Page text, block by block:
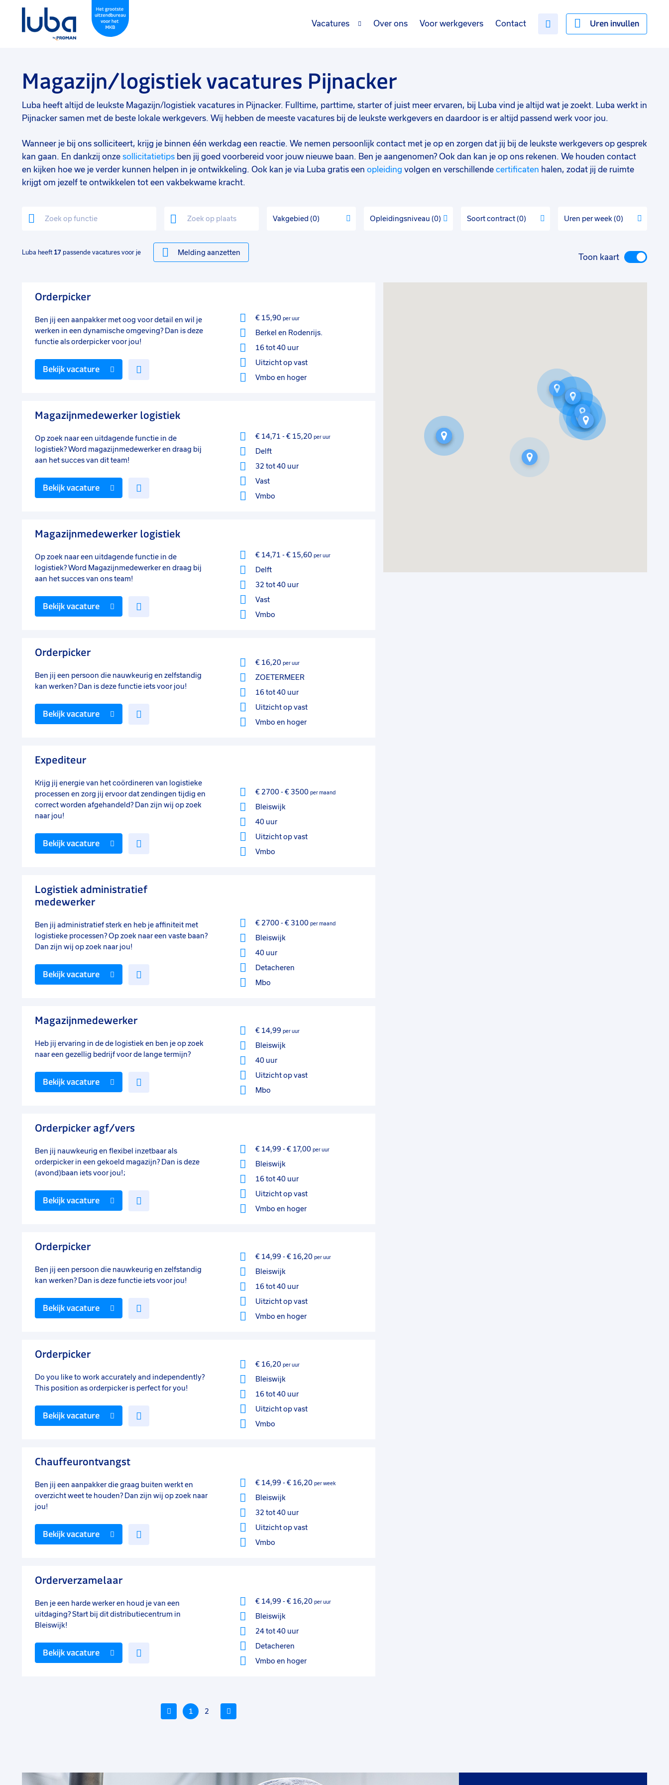
Uren invullen
Vacatures Over ons Voor werkgevers Contact
Magazijn/logistiek vacatures Pijnacker
Luba heeft altijd de leukste Magazijn/logistiek vacatures in Pijnacker. Fulltime, parttime, starter of juist meer ervaren, bij Luba vind je altijd wat je zoekt. Luba werkt in
Pijnacker samen met de beste lokale werkgevers. Wij hebben de meeste vacatures bij de leukste werkgevers en daardoor is er altijd passend werk voor jou.
Wanneer je bij ons solliciteert, krijg je binnen één werkdag een reactie. We nemen persoonlijk contact met je op en zorgen dat jij bij de leukste werkgevers op gesprek
kan gaan. En dankzij onze sollicitatietips ben jij goed voorbereid voor jouw nieuwe baan. Ben je aangenomen? Ook dan kan je op ons rekenen. We houden contact
en kijken hoe we je verder kunnen helpen in je ontwikkeling. Ook kan je via Luba gratis een opleiding volgen en verschillende certificaten halen, zodat jij de ruimte
krijgt om jezelf te ontwikkelen tot een vakbekwame kracht.
Vakgebied 0 Opleidingsniveau 0 Soort contract 0 Uren per week 0
Luba heeft 17 passende vacatures voor je Melding aanzetten Toon kaart
Orderpicker
Ben jij een aanpakker met oog voor detail en wil je
werken in een dynamische omgeving? Dan is deze
functie als orderpicker voor jou!
€ 15,90 per uur
Berkel en Rodenrijs.
16 tot 40 uur
Uitzicht op vast
Vmbo en hoger
Bekijk vacature
Magazijnmedewerker logistiek
Op zoek naar een uitdagende functie in de
logistiek? Word magazijnmedewerker en draag bij
aan het succes van dit team!
€ 14,71 - € 15,20 per uur
Delft
32 tot 40 uur
Vast
Vmbo
Bekijk vacature
Magazijnmedewerker logistiek
Op zoek naar een uitdagende functie in de
logistiek? Word Magazijnmedewerker en draag bij
aan het succes van ons team!
€ 14,71 - € 15,60 per uur
Delft
32 tot 40 uur
Vast
Vmbo
Bekijk vacature
Orderpicker
Ben jij een persoon die nauwkeurig en zelfstandig
kan werken? Dan is deze functie iets voor jou!
€ 16,20 per uur
ZOETERMEER
16 tot 40 uur
Uitzicht op vast
Vmbo en hoger
Bekijk vacature
Expediteur
Krijg jij energie van het coördineren van logistieke
processen en zorg jij ervoor dat zendingen tijdig en
correct worden afgehandeld? Dan zijn wij op zoek
naar jou!
€ 2700- € 3500 per maand
Bleiswijk
40 uur
Uitzicht op vast
Vmbo
Bekijk vacature
Logistiek administratief
medewerker
Ben jij administratief sterk en heb je affiniteit met
logistieke processen? Op zoek naar een vaste baan?
Dan zijn wij op zoek naar jou!
€ 2700- € 3100 per maand
Bleiswijk
40 uur
Detacheren
Mbo
Bekijk vacature
Magazijnmedewerker
Heb jij ervaring in de de logistiek en ben je op zoek
naar een gezellig bedrijf voor de lange termijn?
€ 14,99 per uur
Bleiswijk
40 uur
Uitzicht op vast
Mbo
Bekijk vacature
Orderpicker agf/vers
Ben jij nauwkeurig en flexibel inzetbaar als
orderpicker in een gekoeld magazijn? Dan is deze
(avond)baan iets voor jou!;
€ 14,99 - € 17,00 per uur
Bleiswijk
16 tot 40 uur
Uitzicht op vast
Vmbo en hoger
Bekijk vacature
Orderpicker
Ben jij een persoon die nauwkeurig en zelfstandig
kan werken? Dan is deze functie iets voor jou!
€ 14,99 - € 16,20 per uur
Bleiswijk
16 tot 40 uur
Uitzicht op vast
Vmbo en hoger
Bekijk vacature
Orderpicker
Do you like to work accurately and independently?
This position as orderpicker is perfect for you!
€ 16,20 per uur
Bleiswijk
16 tot 40 uur
Uitzicht op vast
Vmbo
Bekijk vacature
Chauffeurontvangst
Ben jij een aanpakker die graag buiten werkt en
overzicht weet te houden? Dan zijn wij op zoek naar
jou!
€ 14,99 - € 16,20 per week
Bleiswijk
32 tot 40 uur
Uitzicht op vast
Vmbo
Bekijk vacature
Orderverzamelaar
Ben je een harde werker en houd je van een
uitdaging? Start bij dit distributiecentrum in
Bleiswijk!
€ 14,99 - € 16,20 per uur
Bleiswijk
24 tot 40 uur
Detacheren
Vmbo en hoger
Bekijk vacature
Vorige
1 2